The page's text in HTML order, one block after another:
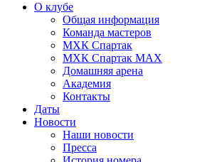
О клубе
Общая информация
Команда мастеров
МХК Спартак
МХК Спартак МАХ
Домашняя арена
Академия
Контакты
Даты
Новости
Наши новости
Пресса